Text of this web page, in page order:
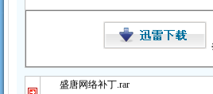
盛唐网络补丁.rar